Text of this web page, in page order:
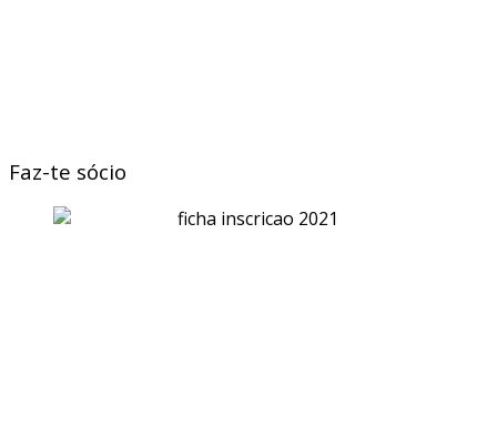
Faz-te sócio